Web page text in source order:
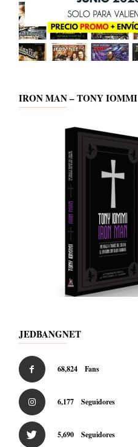
IRON MAN – TONY IOMMI
JEDBANGNET
68,824 Fans
6,177 Seguidores
5,690 Seguidores